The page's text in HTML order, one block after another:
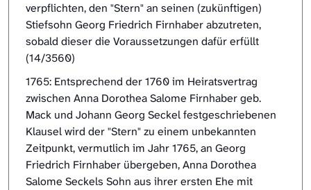
verpflichten, den "Stern" an seinen (zukünftigen)
Stiefsohn Georg Friedrich Firnhaber abzutreten,
sobald dieser die Voraussetzungen dafür erfüllt
(14/3560)
1765: Entsprechend der 1760 im Heiratsvertrag
zwischen Anna Dorothea Salome Firnhaber geb.
Mack und Johann Georg Seckel festgeschriebenen
Klausel wird der "Stern" zu einem unbekannten
Zeitpunkt, vermutlich im Jahr 1765, an Georg
Friedrich Firnhaber übergeben, Anna Dorothea
Salome Seckels Sohn aus ihrer ersten Ehe mit